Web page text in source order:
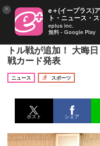
サトシvs.ケラモフ、
トル戦が追加！ 大晦
戦カード発表
ニュース
スポーツ
ポスト シェア
× e＋(イープラス)
ト・ニュース・
eplus inc.
無料 - Google Play